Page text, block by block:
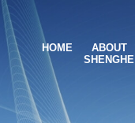
HOME
ABOUT
SHENGHE